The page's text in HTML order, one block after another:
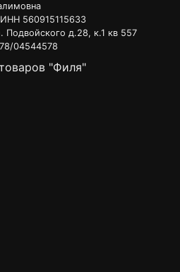
560915115633
Подвойского д.28, к.1 кв 557
04544578
"Филя"